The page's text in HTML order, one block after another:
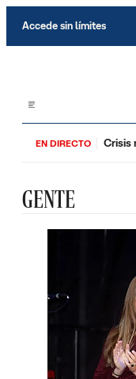
Accede sin límites
EN DIRECTO Crisis
GENTE